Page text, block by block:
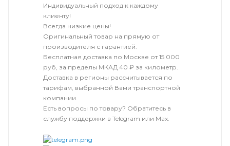
Индивидуальный подход к каждому
клиенту!
Всегда низкие цены!
Оригинальный товар на прямую от
производителя с гарантией.
Бесплатная доставка по Москве от 15 000
руб, за пределы МКАД 40 ₽ за километр.
Доставка в регионы рассчитывается по
тарифам, выбранной Вами транспортной
компании.
Есть вопросы по товару? Обратитесь в
службу поддержки в Telegram или Max.